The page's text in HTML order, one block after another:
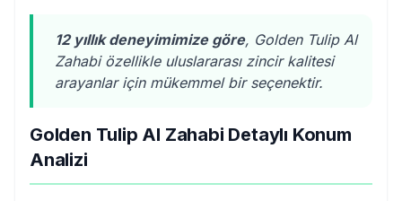
12 yıllık deneyimimize göre, Golden Tulip Al
Zahabi özellikle uluslararası zincir kalitesi
arayanlar için mükemmel bir seçenektir.
Golden Tulip Al Zahabi Detaylı Konum
Analizi